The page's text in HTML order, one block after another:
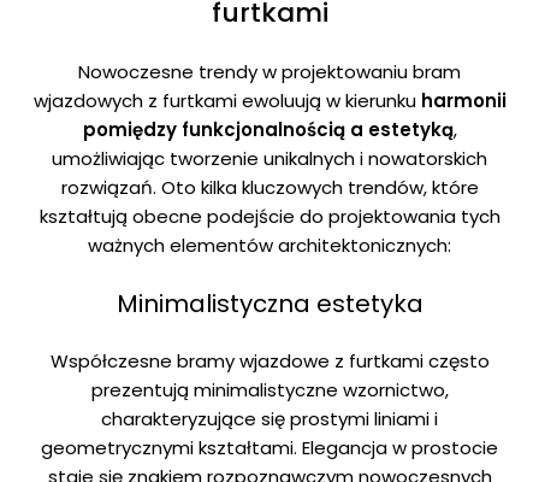
furtkami
Nowoczesne trendy w projektowaniu bram
wjazdowych z furtkami ewoluują w kierunku harmonii
pomiędzy funkcjonalnością a estetyką,
umożliwiając tworzenie unikalnych i nowatorskich
rozwiązań. Oto kilka kluczowych trendów, które
kształtują obecne podejście do projektowania tych
ważnych elementów architektonicznych:
Minimalistyczna estetyka
Współczesne bramy wjazdowe z furtkami często
prezentują minimalistyczne wzornictwo,
charakteryzujące się prostymi liniami i
geometrycznymi kształtami. Elegancja w prostocie
staje się znakiem rozpoznawczym nowoczesnych